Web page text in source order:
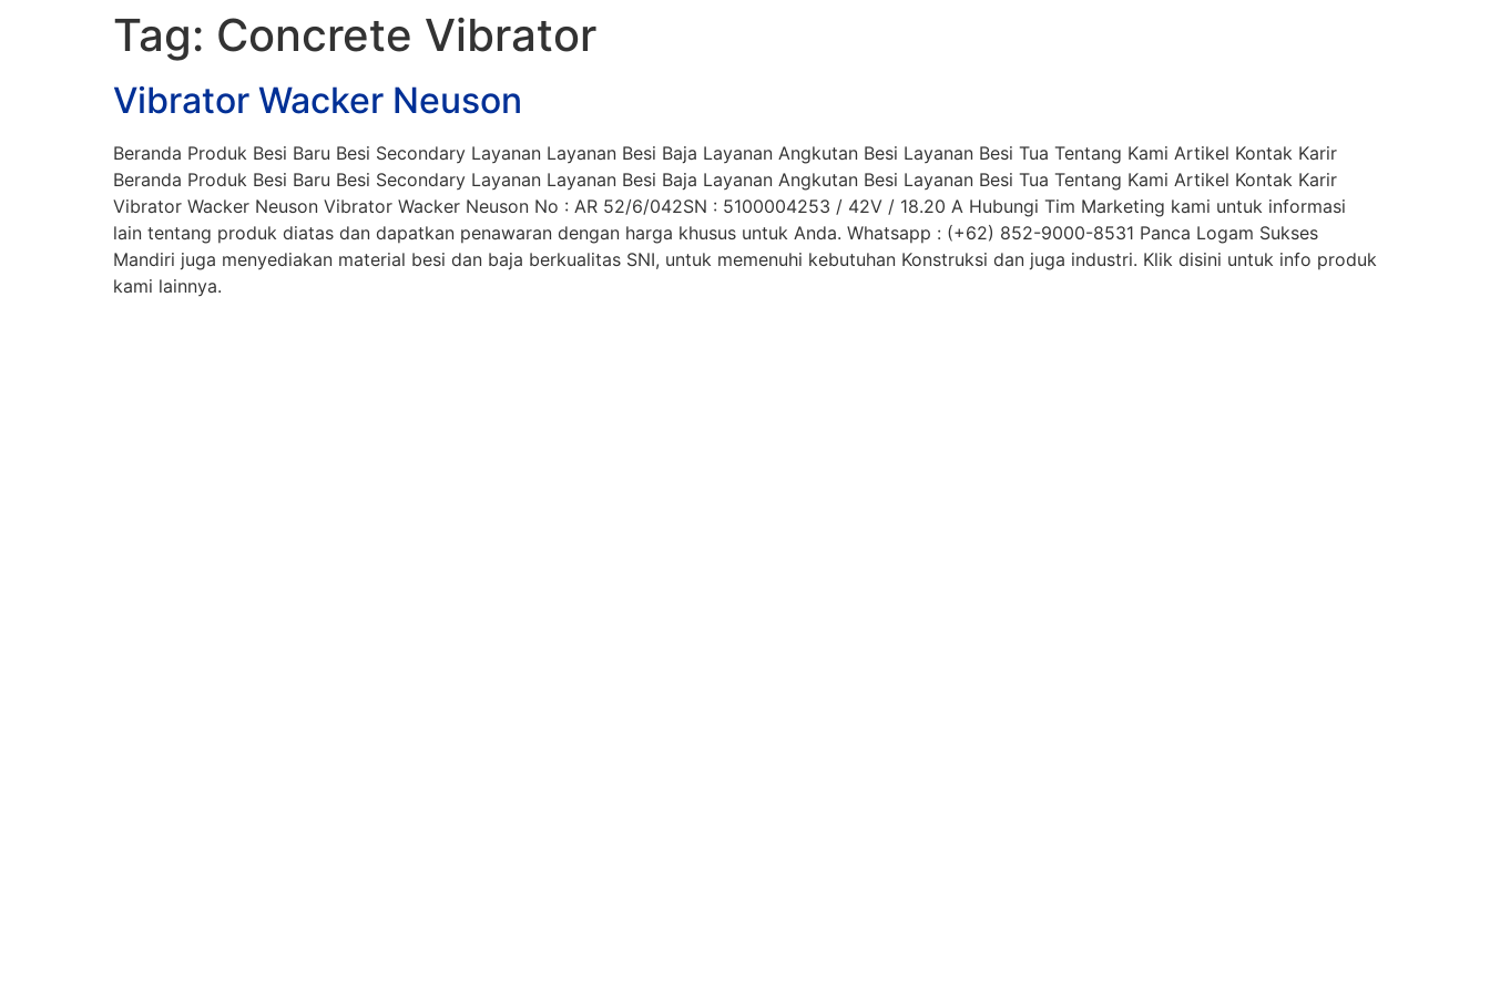
Tag: Concrete Vibrator
Vibrator Wacker Neuson
Beranda Produk Besi Baru Besi Secondary Layanan Layanan Besi Baja Layanan Angkutan Besi Layanan Besi Tua Tentang Kami Artikel Kontak Karir
Beranda Produk Besi Baru Besi Secondary Layanan Layanan Besi Baja Layanan Angkutan Besi Layanan Besi Tua Tentang Kami Artikel Kontak Karir
Vibrator Wacker Neuson Vibrator Wacker Neuson No : AR 52/6/042SN : 5100004253 / 42V / 18.20 A Hubungi Tim Marketing kami untuk informasi
lain tentang produk diatas dan dapatkan penawaran dengan harga khusus untuk Anda. Whatsapp : (+62) 852-9000-8531 Panca Logam Sukses
Mandiri juga menyediakan material besi dan baja berkualitas SNI, untuk memenuhi kebutuhan Konstruksi dan juga industri. Klik disini untuk info produk
kami lainnya.